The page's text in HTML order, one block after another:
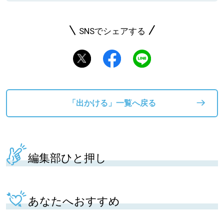
SNSでシェアする
「出かける」一覧へ戻る
編集部ひと押し
あなたへおすすめ